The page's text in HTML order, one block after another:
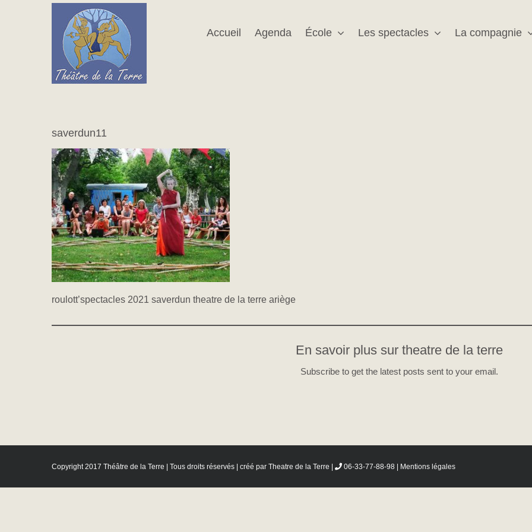
Accueil Agenda École Les spectacles La compagnie
saverdun11
roulott’spectacles 2021 saverdun theatre de la terre ariège
En savoir plus sur theatre de la terre
Subscribe to get the latest posts sent to your email.
Copyright 2017 Théâtre de la Terre | Tous droits réservés | créé par Theatre de la Terre 06-33-77-88-98 | Mentions légales